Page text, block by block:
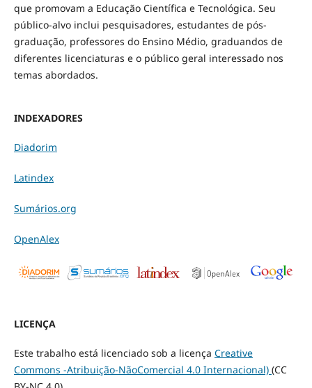
que promovam a Educação Científica e Tecnológica. Seu
público-alvo inclui pesquisadores, estudantes de pós-
graduação, professores do Ensino Médio, graduandos de
diferentes licenciaturas e o público geral interessado nos
temas abordados.
INDEXADORES
Diadorim
Latindex
Sumários.org
OpenAlex
LICENÇA
Este trabalho está licenciado sob a licença Creative
Commons -Atribuição-NãoComercial 4.0 Internacional) (CC